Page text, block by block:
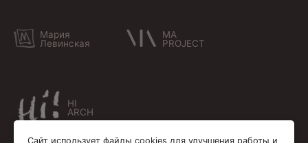
Мария
Левинская
MA
PROJECT
HI
ARCH
Сайт использует файлы cookies для улучшения работы и